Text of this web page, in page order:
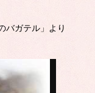
バガテル」より